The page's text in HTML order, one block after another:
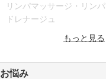
リンパマッサージ・リンパ
ドレナージュ
もっと見る
お悩み